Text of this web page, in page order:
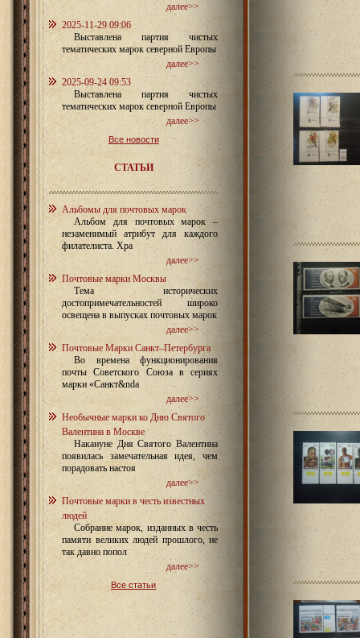
далее>>
2025-11-29 09:06
Выставлена партия чистых
тематических марок северной Европы
далее>>
2025-09-24 09:53
Выставлена партия чистых
тематических марок северной Европы
далее>>
Все новости
СТАТЬИ
Альбомы для почтовых марок
Альбом для почтовых марок –
незаменимый атрибут для каждого
филателиста. Хра
далее>>
Почтовые марки Москвы
Тема исторических
достопримечательностей широко
освещена в выпусках почтовых марок
далее>>
Почтовые Марки Санкт–Петербурга
Во времена функционирования
почты Советского Союза в сериях
марки «Санкт&nda
далее>>
Необычные марки ко Дню Святого
Валентина в Москве
Накануне Дня Святого Валентина
появилась замечательная идея, чем
порадовать настоя
далее>>
Почтовые марки в честь известных
людей
Собрание марок, изданных в честь
памяти великих людей прошлого, не
так давно попол
далее>>
Все статьи